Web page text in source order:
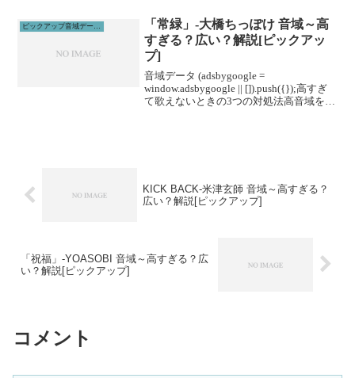
ルに通うこと...
ピックアップ音域データ解説
「常緑」-大橋ちっぽけ 音域～高
すぎる？広い？解説[ピックアッ
プ]
音域データ (adsbygoogle =
window.adsbygoogle || []).push({});高すぎ
て歌えないときの3つの対処法高音域を広
KICK BACK-米津玄師 音域～高すぎる？
広い？解説[ピックアップ]
「祝福」-YOASOBI 音域～高すぎる？広
い？解説[ピックアップ]
コメント